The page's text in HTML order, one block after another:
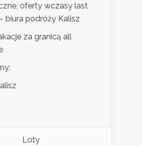
oferty wczasy last
biura podróży Kalisz
za granicą all
Loty